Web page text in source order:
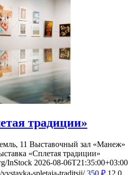
традиции»
11 Выставочный зал «Манеж»
«Сплетая традиции»
InStock 2026-08-06T21:35:00+03:00
spletaja-traditsii/ 350 ₽ 12 0